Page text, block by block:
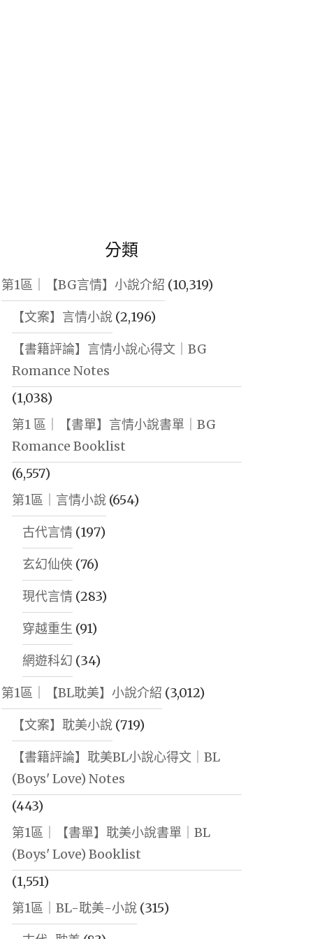
分類
第1區｜【BG言情】小說介紹 (10,319)
【文案】言情小說(2,196)
【書籍評論】言情小說心得文｜BG
Romance Notes
(1,038)
第1 區｜【書單】言情小說書單｜BG
Romance Booklist
(6,557)
第1區｜言情小說(654)
古代言情(197)
玄幻仙俠 (76)
現代言情(283)
穿越重生 (91)
網遊科幻 (34)
第1區｜【BL耽美】小說介紹 (3,012)
【文案】耽美小說(719)
【書籍評論】耽美BL小說心得文｜BL
(Boys' Love) Notes
(443)
第1區｜【書單】耽美小說書單｜BL
(Boys' Love) Booklist
(1,551)
第1區｜BL-耽美-小說(315)